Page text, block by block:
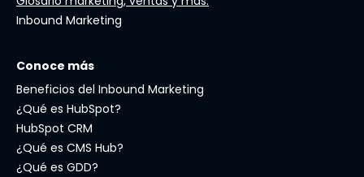
Inbound Marketing
Conoce más
Beneficios del Inbound Marketing
¿Qué es HubSpot?
HubSpot CRM
¿Qué es CMS Hub?
¿Qué es GDD?